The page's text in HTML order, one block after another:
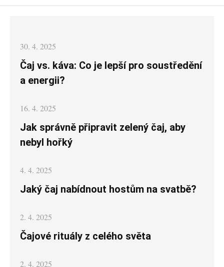
Posted
on
30. 4. 2025
Čaj vs. káva: Co je lepší pro soustředění
a energii?
Posted
16. 4. 2025
Jak správně připravit zelený čaj, aby
nebyl hořký
Posted
4. 4. 2025
Jaký čaj nabídnout hostům na svatbě?
Posted
on
2. 4. 2025
Čajové rituály z celého světa
Posted
2. 4. 2025